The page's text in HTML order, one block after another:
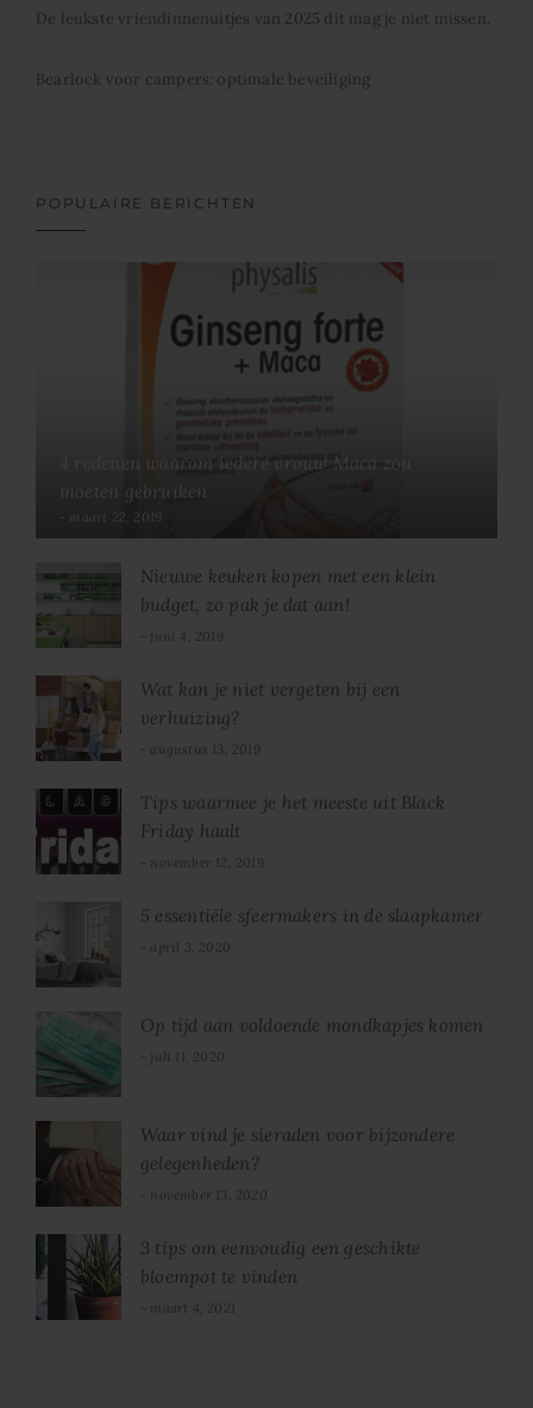
De leukste vriendinnenuitjes van 2025 dit mag je niet missen.
Bearlock voor campers: optimale beveiliging
POPULAIRE BERICHTEN
4 redenen waarom iedere vrouw Maca zou
moeten gebruiken
maart 22, 2019
Nieuwe keuken kopen met een klein
budget, zo pak je dat aan!
juni 4, 2019
Wat kan je niet vergeten bij een
verhuizing?
augustus 13, 2019
Tips waarmee je het meeste uit Black
Friday haalt
november 12, 2019
5 essentiële sfeermakers in de slaapkamer
april 3, 2020
Op tijd aan voldoende mondkapjes komen
juli 11, 2020
Waar vind je sieraden voor bijzondere
gelegenheden?
november 13, 2020
3 tips om eenvoudig een geschikte
bloempot te vinden
maart 4, 2021